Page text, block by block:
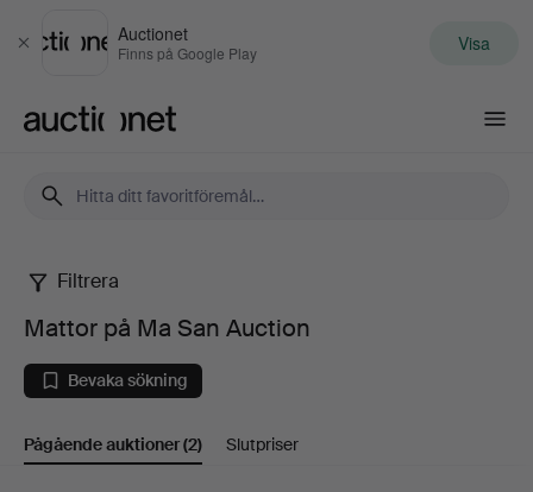
Stäng
Auctionet
Finns på Google Play Visa
Mattor
på
Ma
San
Filtrera
Mattor på Ma San Auction
Bevaka sökning
Pågående auktioner(2) Slutpriser